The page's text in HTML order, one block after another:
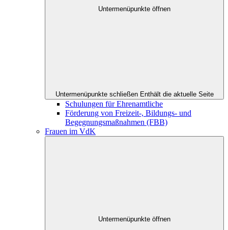
Untermenüpunkte öffnen
Untermenüpunkte schließen Enthält die aktuelle Seite
Schulungen für Ehrenamtliche
Förderung von Freizeit-, Bildungs- und
Begegnungsmaßnahmen (FBB)
Frauen im VdK
Untermenüpunkte öffnen